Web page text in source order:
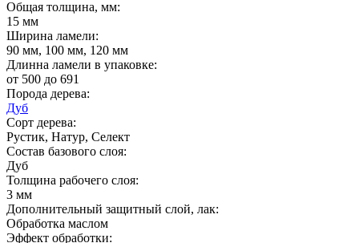
Общая толщина, мм:
15 мм
Ширина ламели:
90 мм, 100 мм, 120 мм
Длинна ламели в упаковке:
от 500 до 691
Порода дерева:
Дуб
Сорт дерева:
Рустик, Натур, Селект
Состав базового слоя:
Дуб
Толщина рабочего слоя:
3 мм
Дополнительный защитный слой, лак:
Обработка маслом
Эффект обработки: